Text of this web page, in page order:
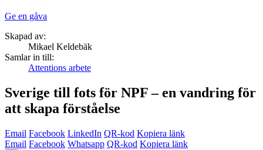
Ge en gåva
Skapad av:
Mikael Keldebäk
Samlar in till:
Attentions arbete
Sverige till fots för NPF – en vandring för
att skapa förståelse
Email Facebook LinkedIn QR-kod Kopiera länk
Email Facebook Whatsapp QR-kod Kopiera länk